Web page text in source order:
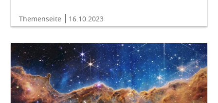
Themenseite 16.10.2023